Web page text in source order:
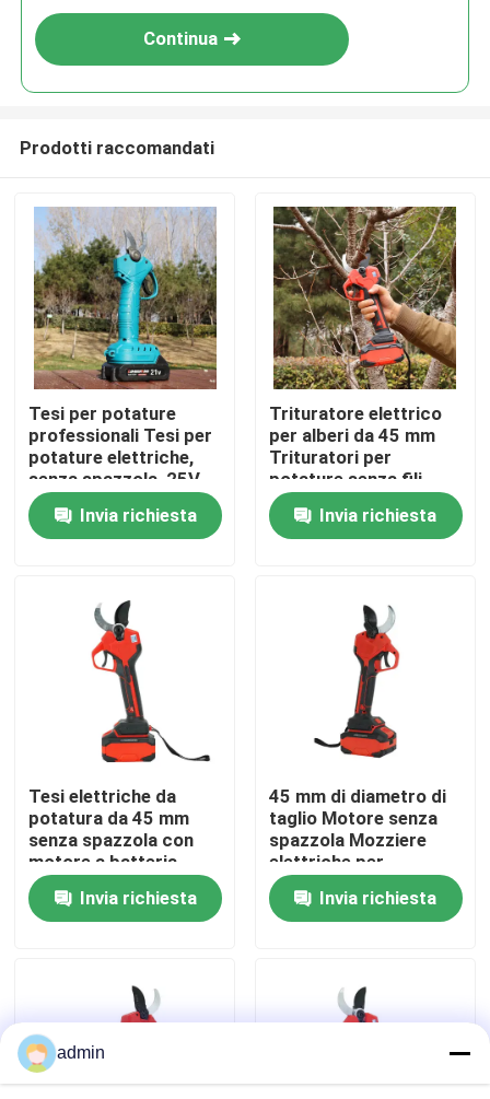
Casa.
Prodotti
Su di noi
display di fabbrica
Contattaci
Chiedi un preventivo
Mini Chainsaw tenuto in mano
motosega elettrica
Continua
Prodotti raccomandati
Tesi per potature
professionali Tesi per
potature elettriche,
senza spazzola, 25V
Tesi per potature
senza filiInvia richiesta
Trituratore elettrico
per alberi da 45 mm
Trituratori per
potature senza fili
Motore senza
spazzole per uso in
giardino
Invia richiesta
Tesi elettriche da
potatura da 45 mm
senza spazzola con
motore a batteria
Invia richiesta
45 mm di diametro di
taglio Motore senza
spazzola Mozziere
elettriche per
potatura con disegno
leggero da 1,3 kg
Invia richiesta
admin